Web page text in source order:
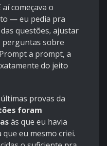
começava o
— eu pedia pra
questões, ajustar
perguntas sobre
a prompt, a
do jeito
provas da
foram
às que eu havia
eu mesmo criei.